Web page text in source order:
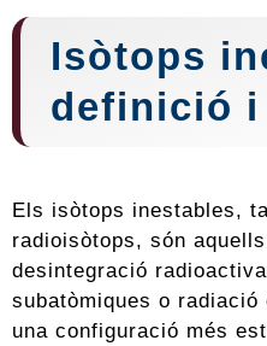
Isòtops
definició i
Els isòtops inestables,
radioisòtops, són
desintegració
subatòmiques o
una configuració més